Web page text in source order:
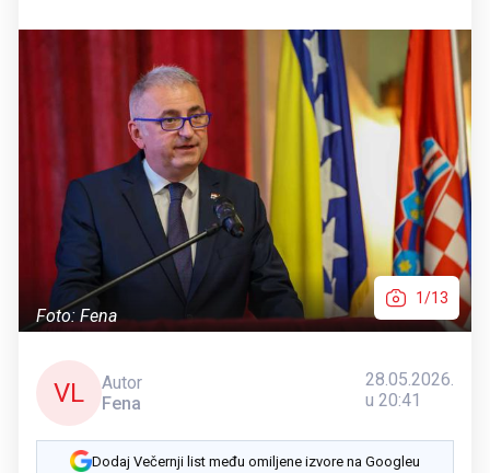
Foto: Fena
1/13
VL
Autor
Fena
28.05.2026.
u 20:41
Dodaj Večernji list među omiljene izvore na Googleu